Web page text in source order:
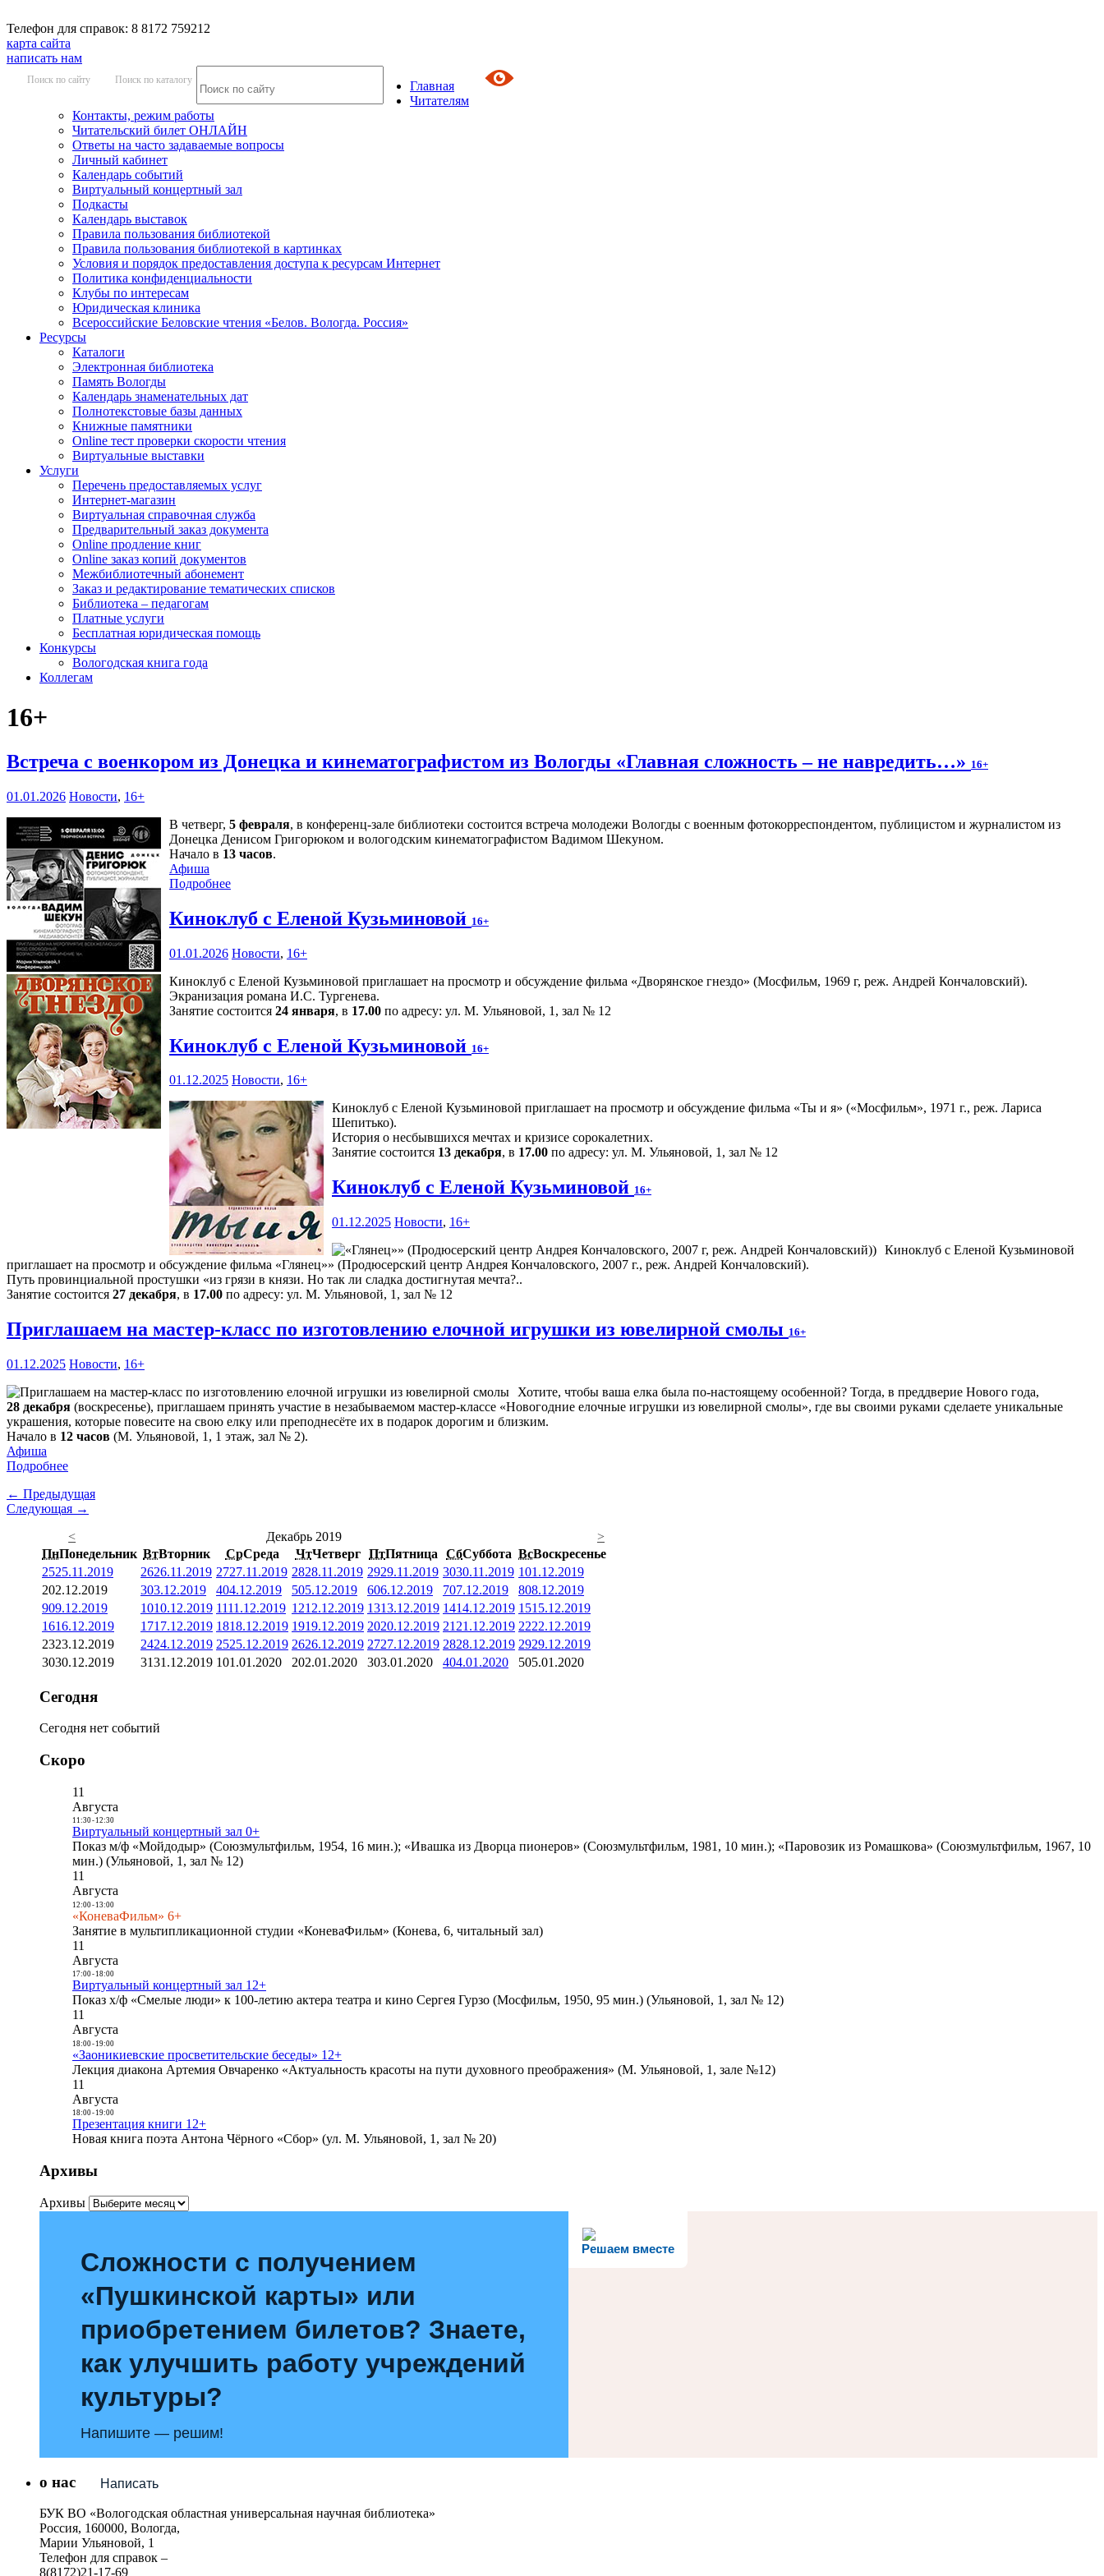
Телефон для справок: 8 8172 759212
карта сайта
написать нам
Поиск по сайту Поиск по каталогу
Главная
Читателям
Контакты, режим работы
Читательский билет ОНЛАЙН
Ответы на часто задаваемые вопросы
Личный кабинет
Календарь событий
Виртуальный концертный зал
Подкасты
Календарь выставок
Правила пользования библиотекой
Правила пользования библиотекой в картинках
Условия и порядок предоставления доступа к ресурсам Интернет
Политика конфиденциальности
Клубы по интересам
Юридическая клиника
Всероссийские Беловские чтения «Белов. Вологда. Россия»
Ресурсы
Каталоги
Электронная библиотека
Память Вологды
Календарь знаменательных дат
Полнотекстовые базы данных
Книжные памятники
Online тест проверки скорости чтения
Виртуальные выставки
Услуги
Перечень предоставляемых услуг
Интернет-магазин
Виртуальная справочная служба
Предварительный заказ документа
Online продление книг
Online заказ копий документов
Межбиблиотечный абонемент
Заказ и редактирование тематических списков
Библиотека – педагогам
Платные услуги
Бесплатная юридическая помощь
Конкурсы
Вологодская книга года
Коллегам
16+
Встреча с военкором из Донецка и кинематографистом из Вологды «Главная сложность – не навредить…» 16+
01.01.2026 Новости, 16+
В четверг, 5 февраля, в конференц-зале библиотеки состоится встреча молодежи Вологды с военным фотокорреспондентом, публицистом и журналистом из
Донецка Денисом Григорюком и вологодским кинематографистом Вадимом Шекуном.
Начало в 13 часов.
Афиша
Подробнее
Киноклуб с Еленой Кузьминовой 16+
01.01.2026 Новости, 16+
Киноклуб с Еленой Кузьминовой приглашает на просмотр и обсуждение фильма «Дворянское гнездо» (Мосфильм, 1969 г, реж. Андрей Кончаловский).
Экранизация романа И.С. Тургенева.
Занятие состоится 24 января, в 17.00 по адресу: ул. М. Ульяновой, 1, зал № 12
Киноклуб с Еленой Кузьминовой 16+
01.12.2025 Новости, 16+
Киноклуб с Еленой Кузьминовой приглашает на просмотр и обсуждение фильма «Ты и я» («Мосфильм», 1971 г., реж. Лариса
Шепитько).
История о несбывшихся мечтах и кризисе сорокалетних.
Занятие состоится 13 декабря, в 17.00 по адресу: ул. М. Ульяновой, 1, зал № 12
Киноклуб с Еленой Кузьминовой 16+
01.12.2025 Новости, 16+
Киноклуб с Еленой Кузьминовой
приглашает на просмотр и обсуждение фильма «Глянец»» (Продюсерский центр Андрея Кончаловского, 2007 г., реж. Андрей Кончаловский).
Путь провинциальной простушки «из грязи в князи. Но так ли сладка достигнутая мечта?..
Занятие состоится 27 декабря, в 17.00 по адресу: ул. М. Ульяновой, 1, зал № 12
Приглашаем на мастер-класс по изготовлению елочной игрушки из ювелирной смолы 16+
01.12.2025 Новости, 16+
Хотите, чтобы ваша елка была по-настоящему особенной? Тогда, в преддверие Нового года,
28 декабря (воскресенье), приглашаем принять участие в незабываемом мастер-классе «Новогодние елочные игрушки из ювелирной смолы», где вы своими руками сделаете уникальные
украшения, которые повесите на свою елку или преподнесёте их в подарок дорогим и близким.
Начало в 12 часов (М. Ульяновой, 1, 1 этаж, зал № 2).
Афиша
Подробнее
← Предыдущая
Следующая →
<
Декабрь 2019
>
ПнПонедельник ВтВторник СрСреда ЧтЧетверг ПтПятница СбСуббота ВсВоскресенье
2525.11.2019 2626.11.2019 2727.11.2019 2828.11.2019 2929.11.2019 3030.11.2019 101.12.2019
202.12.2019 303.12.2019 404.12.2019 505.12.2019 606.12.2019 707.12.2019 808.12.2019
909.12.2019 1010.12.2019 1111.12.2019 1212.12.2019 1313.12.2019 1414.12.2019 1515.12.2019
1616.12.2019 1717.12.2019 1818.12.2019 1919.12.2019 2020.12.2019 21 21.12.2019 2222.12.2019
2323.12.2019 2424.12.2019 2525.12.2019 2626.12.2019 2727.12.2019 2828.12.2019 2929.12.2019
3030.12.2019 3131.12.2019 101.01.2020 202.01.2020 303.01.2020 404.01.2020 505.01.2020
Сегодня
Сегодня нет событий
Скоро
11
Августа
11:30- 12:30
Виртуальный концертный зал 0+
Показ м/ф «Мойдодыр» (Союзмультфильм, 1954, 16 мин.); «Ивашка из Дворца пионеров» (Союзмультфильм, 1981, 10 мин.); «Паровозик из Ромашкова» (Союзмультфильм, 1967, 10
мин.) (Ульяновой, 1, зал № 12)
11
Августа
12:00- 13:00
«КоневаФильм» 6+
Занятие в мультипликационной студии «КоневаФильм» (Конева, 6, читальный зал)
11
Августа
17:00- 18:00
Виртуальный концертный зал 12+
Показ х/ф «Смелые люди» к 100-летию актера театра и кино Сергея Гурзо (Мосфильм, 1950, 95 мин.) (Ульяновой, 1, зал № 12)
11
Августа
18:00- 19:00
«Заоникиевские просветительские беседы» 12+
Лекция диакона Артемия Овчаренко «Актуальность красоты на пути духовного преображения» (М. Ульяновой, 1, зале №12)
11
Августа
18:00- 19:00
Презентация книги 12+
Новая книга поэта Антона Чёрного «Сбор» (ул. М. Ульяновой, 1, зал № 20)
Архивы
Архивы
Решаем вместе
Сложности с получением
«Пушкинской карты» или
приобретением билетов? Знаете,
как улучшить работу учреждений
культуры?
Напишите — решим!
Написать
о нас
БУК ВО «Вологодская областная универсальная научная библиотека»
Россия, 160000, Вологда,
Марии Ульяновой, 1
Телефон для справок –
8(8172)21-17-69